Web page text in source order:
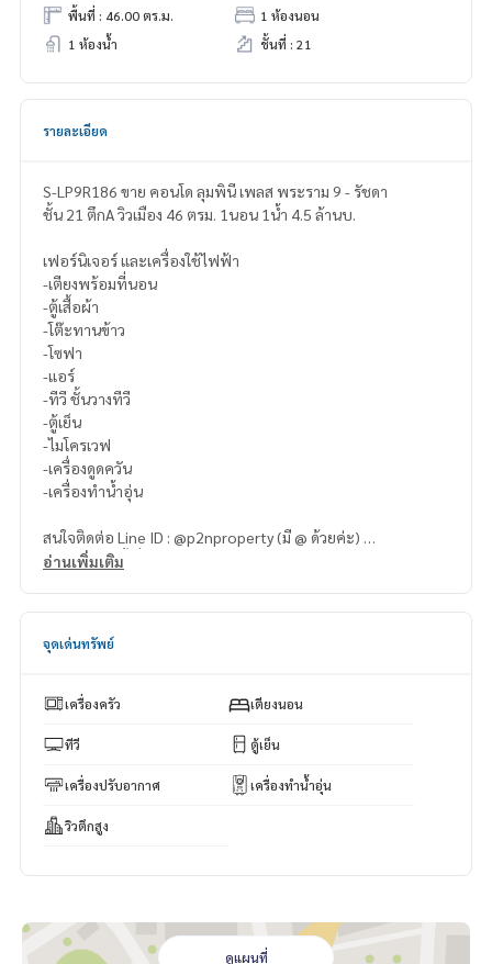
พื้นที่ : 46.00 ตร.ม.
1 ห้องนอน
1 ห้องน้ำ
ชั้นที่ : 21
รายละเอียด
S-LP9R186 ขาย คอนโด ลุมพินี เพลส พระราม 9 - รัชดา
ชั้น 21 ตึกA วิวเมือง 46 ตรม. 1นอน 1น้ำ 4.5 ล้านบ.
เฟอร์นิเจอร์ และเครื่องใช้ไฟฟ้า
-เตียงพร้อมที่นอน
-ตู้เสื้อผ้า
-โต๊ะทานข้าว
-โซฟา
-แอร์
-ทีวี ชั้นวางทีวี
-ตู้เย็น
-ไมโครเวฟ
-เครื่องดูดควัน
-เครื่องทำน้ำอุ่น
สนใจติดต่อ Line ID : @p2nproperty (มี @ ด้วยค่ะ)
หรือ กดลิ้งค์นี้เพื่อแอดไลน์ :
perty.com
** รับฝาก ขาย-เช่า คอนโด บ้าน ที่ดิน และอสังหาริมทรัพย์ทุกชนิ
อ่านเพิ่มเติม
จุดเด่นทรัพย์
เครื่องครัว เตียงนอน
ทีวี ตู้เย็น
เครื่องปรับอากาศ เครื่องทำน้ำอุ่น
วิวตึกสูง
ดูแผนที่